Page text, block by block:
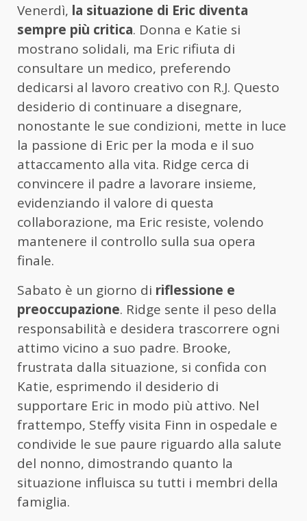
Venerdì, la situazione di Eric diventa
sempre più critica. Donna e Katie si
mostrano solidali, ma Eric rifiuta di
consultare un medico, preferendo
dedicarsi al lavoro creativo con R.J. Questo
desiderio di continuare a disegnare,
nonostante le sue condizioni, mette in luce
la passione di Eric per la moda e il suo
attaccamento alla vita. Ridge cerca di
convincere il padre a lavorare insieme,
evidenziando il valore di questa
collaborazione, ma Eric resiste, volendo
mantenere il controllo sulla sua opera
finale.
Sabato è un giorno di riflessione e
preoccupazione. Ridge sente il peso della
responsabilità e desidera trascorrere ogni
attimo vicino a suo padre. Brooke,
frustrata dalla situazione, si confida con
Katie, esprimendo il desiderio di
supportare Eric in modo più attivo. Nel
frattempo, Steffy visita Finn in ospedale e
condivide le sue paure riguardo alla salute
del nonno, dimostrando quanto la
situazione influisca su tutti i membri della
famiglia.